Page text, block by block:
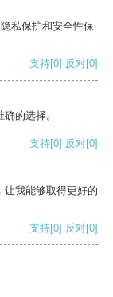
私保护和安全性保
支持[0] 反对[0]
的选择。
支持[0] 反对[0]
让我能够取得更好的
支持[0] 反对[0]